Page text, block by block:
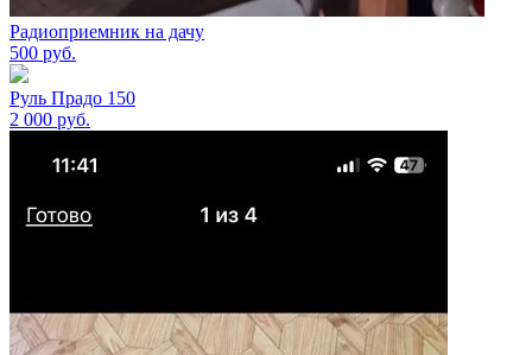
Радиоприемник на дачу
500 руб.
Руль Прадо 150
2 000 руб.